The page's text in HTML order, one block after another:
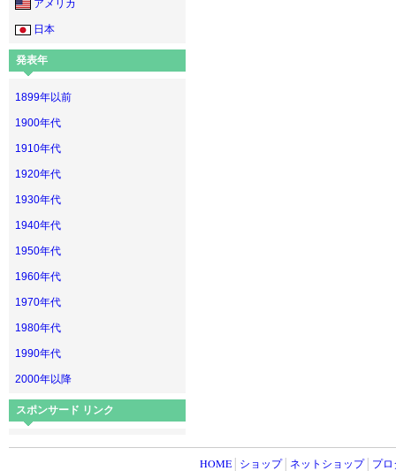
アメリカ
日本
発表年
1899年以前
1900年代
1910年代
1920年代
1930年代
1940年代
1950年代
1960年代
1970年代
1980年代
1990年代
2000年以降
スポンサード リンク
HOME ショップ│ ネットショップ│ プ